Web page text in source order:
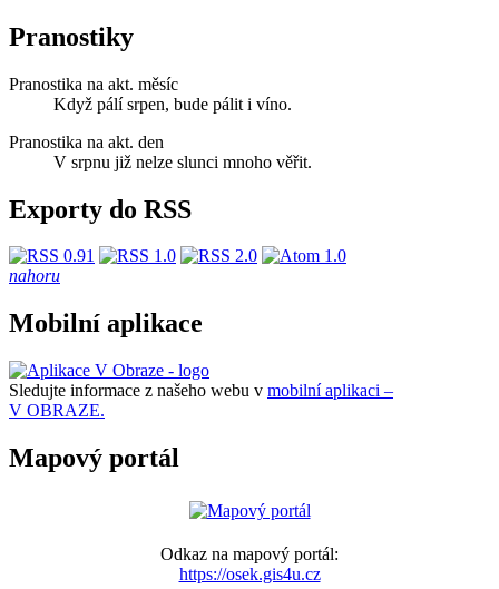
Pranostiky
Pranostika na akt. měsíc
Když pálí srpen, bude pálit i víno.
Pranostika na akt. den
V srpnu již nelze slunci mnoho věřit.
Exporty do RSS
nahoru
Mobilní aplikace
Sledujte informace z našeho webu v mobilní aplikaci –
V OBRAZE.
Mapový portál
Odkaz na mapový portál:
https://osek.gis4u.cz